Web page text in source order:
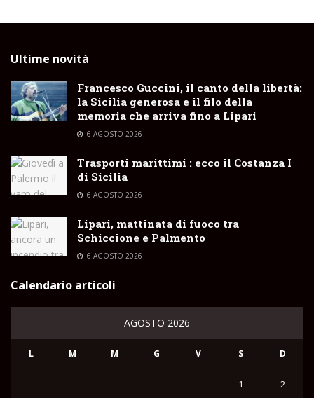
Ultime novità
Francesco Guccini, il canto della libertà:
la Sicilia generosa e il filo della
memoria che arriva fino a Lipari
6 AGOSTO 2026
Trasporti marittimi : ecco il Costanza I
di Sicilia
6 AGOSTO 2026
Lipari, mattinata di fuoco tra
Schiccione e Palmento
6 AGOSTO 2026
Calendario articoli
AGOSTO 2026
L M M G V S D
1 2